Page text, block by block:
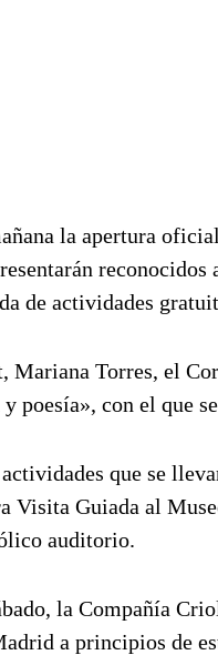
la apertura
de actividades
Torres, el
poesía», con el que
que se
Visita Guiada al
auditorio.
la Compañía
a principios de